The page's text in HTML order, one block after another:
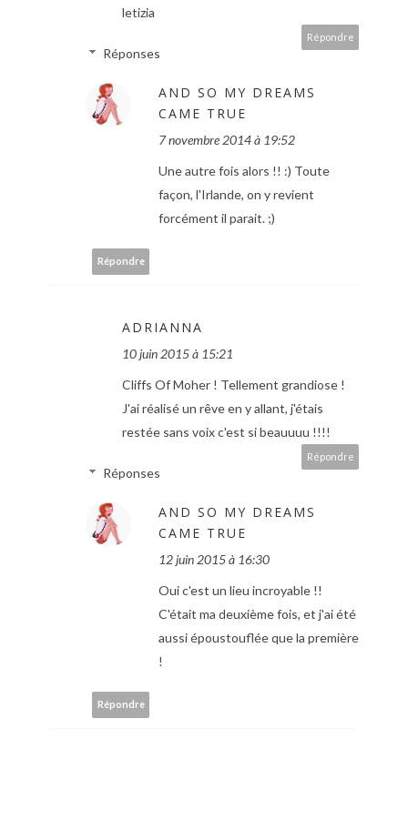
letizia
Répondre
Réponses
AND SO MY DREAMS
CAME TRUE
7 novembre 2014 à 19:52
Une autre fois alors !! :) Toute
façon, l'Irlande, on y revient
forcément il parait. ;)
Répondre
ADRIANNA
10 juin 2015 à 15:21
Cliffs Of Moher ! Tellement grandiose !
J'ai réalisé un rêve en y allant, j'étais
restée sans voix c'est si beauuuu !!!!
Répondre
Réponses
AND SO MY DREAMS
CAME TRUE
12 juin 2015 à 16:30
Oui c'est un lieu incroyable !!
C'était ma deuxième fois, et j'ai été
aussi époustouflée que la première
!
Répondre